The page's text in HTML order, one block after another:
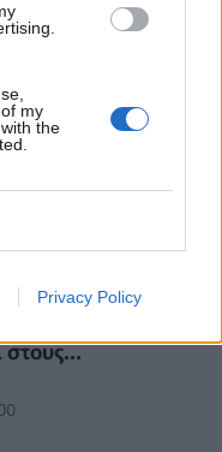
my
the
Privacy Policy
στους...